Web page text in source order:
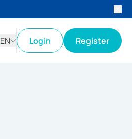
EN
Login Register